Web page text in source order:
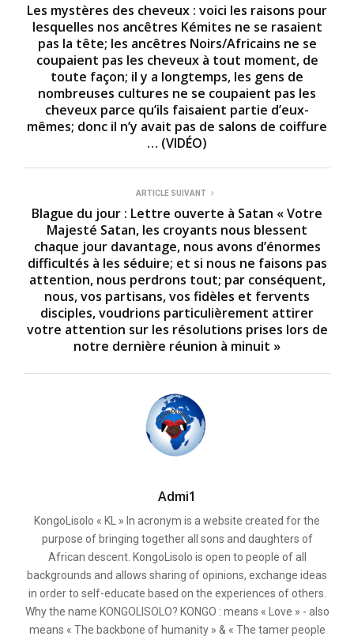
Les mystères des cheveux : voici les raisons pour
lesquelles nos ancêtres Kémites ne se rasaient
pas la tête; les ancêtres Noirs/Africains ne se
coupaient pas les cheveux à tout moment, de
toute façon; il y a longtemps, les gens de
nombreuses cultures ne se coupaient pas les
cheveux parce qu’ils faisaient partie d’eux-
mêmes; donc il n’y avait pas de salons de coiffure
… (VIDÉO)
ARTICLE SUIVANT
Blague du jour : Lettre ouverte à Satan « Votre
Majesté Satan, les croyants nous blessent
chaque jour davantage, nous avons d’énormes
difficultés à les séduire; et si nous ne faisons pas
attention, nous perdrons tout; par conséquent,
nous, vos partisans, vos fidèles et fervents
disciples, voudrions particulièrement attirer
votre attention sur les résolutions prises lors de
notre dernière réunion à minuit »
Admi1
KongoLisolo « KL » In acronym is a website created for the
purpose of bringing together all sons and daughters of
African descent. KongoLisolo is open to people of all
backgrounds and allows sharing of opinions, exchange ideas
in order to self-educate based on the experiences of others.
Why the name KONGOLISOLO? KONGO : means « Love » - also
means « The backbone of humanity » & « The tamer people